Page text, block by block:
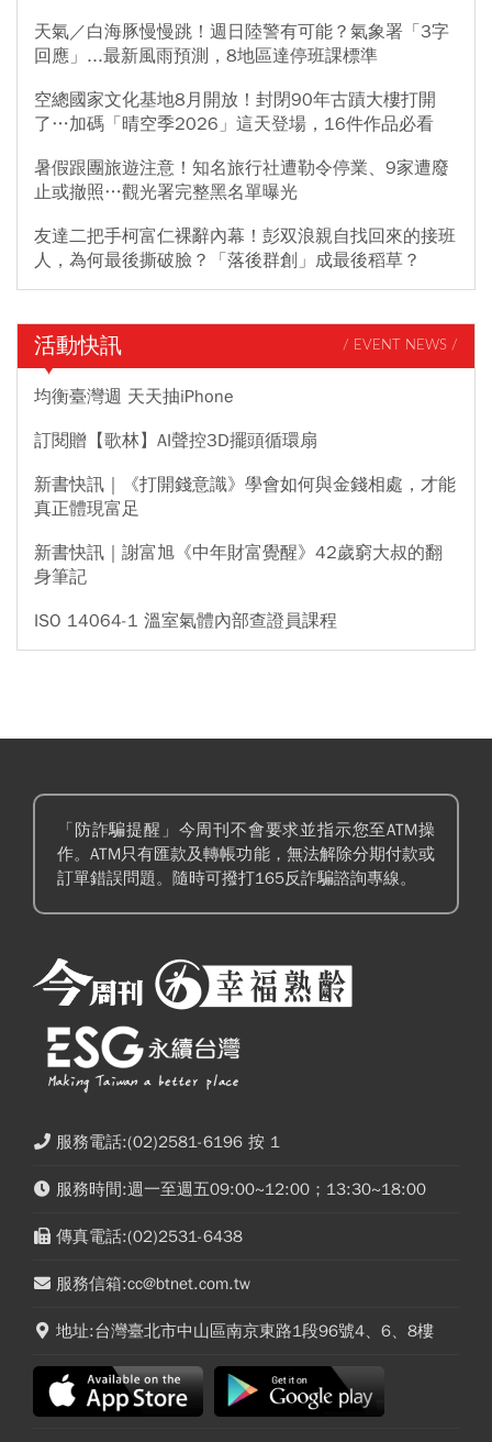
天氣／白海豚慢慢跳！週日陸警有可能？氣象署「3字
回應」...最新風雨預測，8地區達停班課標準
空總國家文化基地8月開放！封閉90年古蹟大樓打開
了…加碼「晴空季2026」這天登場，16件作品必看
暑假跟團旅遊注意！知名旅行社遭勒令停業、9家遭廢
止或撤照…觀光署完整黑名單曝光
友達二把手柯富仁裸辭內幕！彭双浪親自找回來的接班
人，為何最後撕破臉？「落後群創」成最後稻草？
活動快訊 / EVENT NEWS /
均衡臺灣週 天天抽iPhone
訂閱贈【歌林】AI聲控3D擺頭循環扇
新書快訊｜《打開錢意識》學會如何與金錢相處，才能
真正體現富足
新書快訊｜謝富旭《中年財富覺醒》42歲窮大叔的翻
身筆記
ISO 14064-1 溫室氣體內部查證員課程
「防詐騙提醒」今周刊不會要求並指示您至ATM操
作。ATM只有匯款及轉帳功能，無法解除分期付款或
訂單錯誤問題。隨時可撥打165反詐騙諮詢專線。
服務電話:(02)2581-6196 按 1
服務時間:週一至週五09:00~12:00；13:30~18:00
傳真電話:(02)2531-6438
服務信箱:cc@btnet.com.tw
地址:台灣臺北市中山區南京東路1段96號4、6、8樓